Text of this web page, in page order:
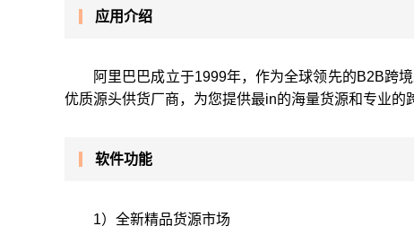
应用介绍
阿里巴巴成立于1999年，作为全球领先的B2B跨
优质源头供货厂商，为您提供最in的海量货源和专业的
软件功能
1）全新精品货源市场